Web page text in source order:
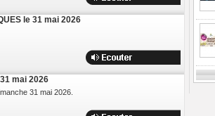
le 31 mai 2026
mai 2026
31 mai 2026.